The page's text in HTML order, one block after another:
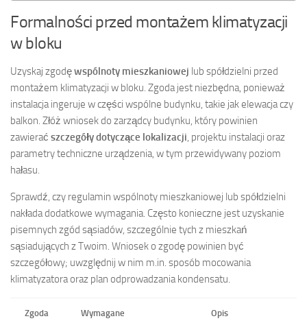
Formalności przed montażem klimatyzacji
w bloku
Uzyskaj zgodęwspólnoty mieszkaniowej lub spółdzielni przed
montażem klimatyzacji w bloku. Zgoda jest niezbędna, ponieważ
instalacja ingeruje w części wspólne budynku, takie jak elewacja czy
balkon. Złóż wniosek do zarządcy budynku, który powinien
zawierać szczegóły dotyczące lokalizacji , projektu instalacji oraz
parametry techniczne urządzenia, w tym przewidywany poziom
hałasu.
Sprawdź, czy regulamin wspólnoty mieszkaniowej lub spółdzielni
nakłada dodatkowe wymagania. Często konieczne jest uzyskanie
pisemnych zgód sąsiadów, szczególnie tych z mieszkań
sąsiadujących z Twoim. Wniosek o zgodę powinien być
szczegółowy; uwzględnij w nim m.in. sposób mocowania
klimatyzatora oraz plan odprowadzania kondensatu.
Zgoda
Wymagane
Opis